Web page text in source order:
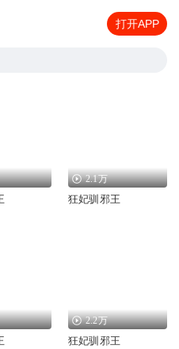
打开APP
2.1万
狂妃驯邪王
2.2万
狂妃驯邪王